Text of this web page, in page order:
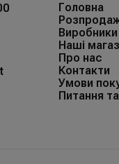
Головна
Розпродаж
Виробники
Наші
Про нас
Контакти
Умови
Питання та